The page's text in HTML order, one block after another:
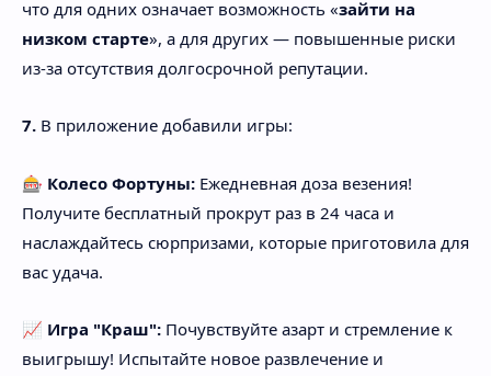
что для одних означает возможность «зайти на
низком старте», а для других — повышенные риски
из-за отсутствия долгосрочной репутации.
7. В приложение добавили игры:
🎰 Колесо Фортуны: Ежедневная доза везения!
Получите бесплатный прокрут раз в 24 часа и
наслаждайтесь сюрпризами, которые приготовила для
вас удача.
📈 Игра "Краш": Почувствуйте азарт и стремление к
выигрышу! Испытайте новое развлечение и